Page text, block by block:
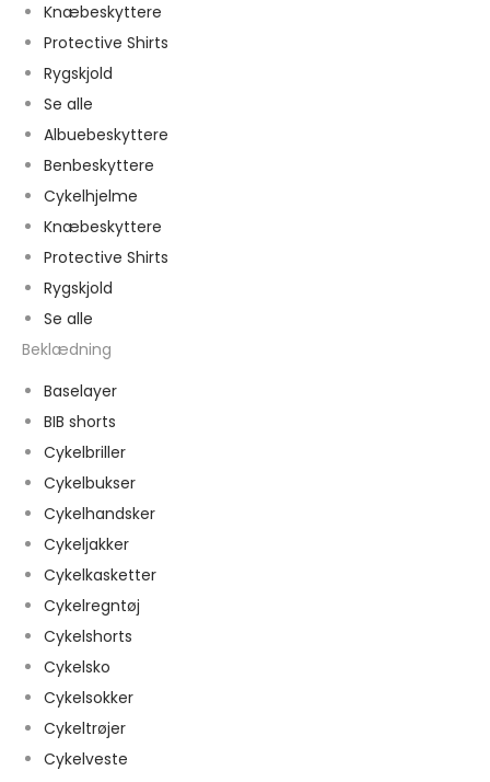
Knæbeskyttere
Protective Shirts
Rygskjold
Se alle
Albuebeskyttere
Benbeskyttere
Cykelhjelme
Knæbeskyttere
Protective Shirts
Rygskjold
Se alle
Beklædning
Baselayer
BIB shorts
Cykelbriller
Cykelbukser
Cykelhandsker
Cykeljakker
Cykelkasketter
Cykelregntøj
Cykelshorts
Cykelsko
Cykelsokker
Cykeltrøjer
Cykelveste